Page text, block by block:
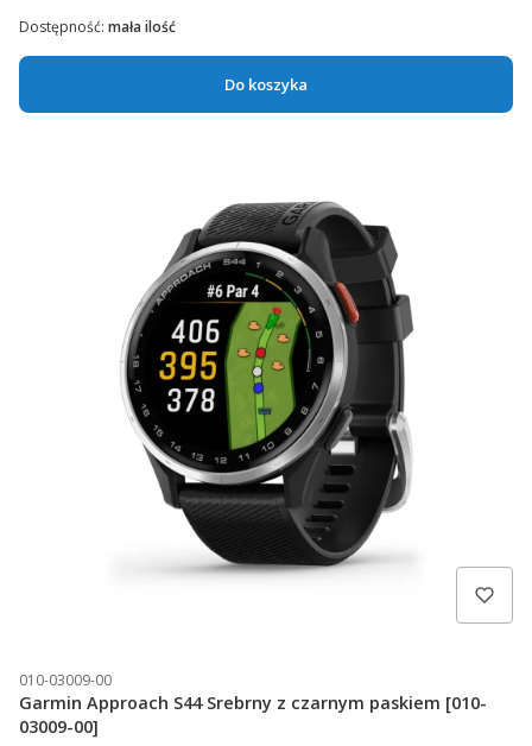
Do koszyka
Dostępność: mała ilość
010-03009-00
Garmin Approach S44 Srebrny z czarnym paskiem [010-
03009-00]